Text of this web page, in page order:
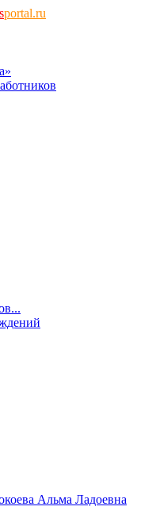
portal.ru
Альма Ладоевна